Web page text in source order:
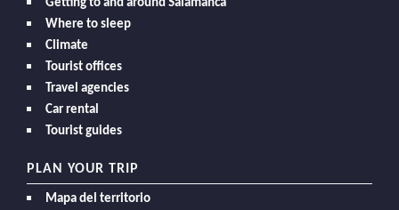
Getting to and around Salamanca
Where to sleep
Climate
Tourist offices
Travel agencies
Car rental
Tourist guides
PLAN YOUR TRIP
Mapa del territorio